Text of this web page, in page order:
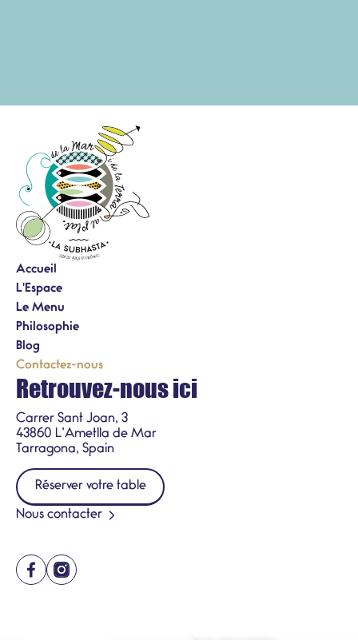
Accueil
L'Espace
Le Menu
Philosophie
Blog
Contactez-nous
Retrouvez-nous ici
Carrer Sant Joan, 3
43860 L’Ametlla de Mar
Tarragona, Spain
Réserver votre table
Nous contacter